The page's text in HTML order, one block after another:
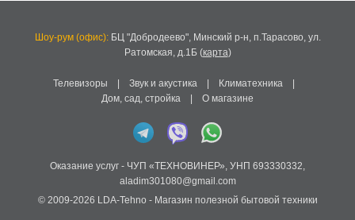
Шоу-рум (офис):БЦ "Добродеево", Минский р-н, п.Тарасово, ул.
Ратомская, д.1Б(карта)
Телевизоры Звук и акустика Климатехника
Дом, сад, стройка
О магазине
Оказание услуг - ЧУП «ТЕХНОВИНЕР», УНП 693330332,
aladim301080@gmail.com
© 2009-2026 LDA-Tehno - Магазин полезной бытовой техники